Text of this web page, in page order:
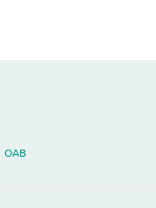
OAB